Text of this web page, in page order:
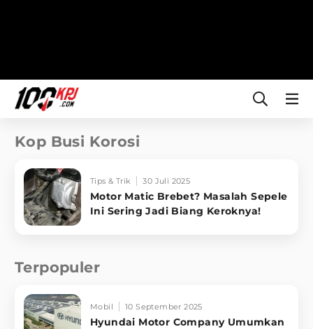
Kop Busi Korosi
Tips & Trik 30 Juli 2025
Motor Matic Brebet? Masalah Sepele
Ini Sering Jadi Biang Keroknya!
Terpopuler
Mobil 10 September 2025
Hyundai Motor Company Umumkan